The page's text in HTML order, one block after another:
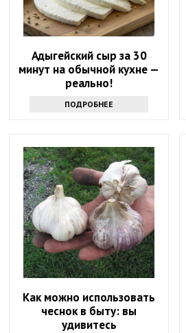
Адыгейский сыр за 30
минут на обычной кухне —
реально!
ПОДРОБНЕЕ
Как можно использовать
чеснок в быту: вы
удивитесь